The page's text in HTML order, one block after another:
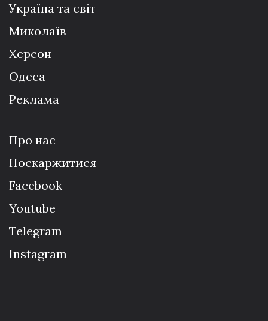
Україна та світ
Миколаїв
Херсон
Одеса
Реклама
Про нас
Поскаржитися
Facebook
Youtube
Telegram
Instagram